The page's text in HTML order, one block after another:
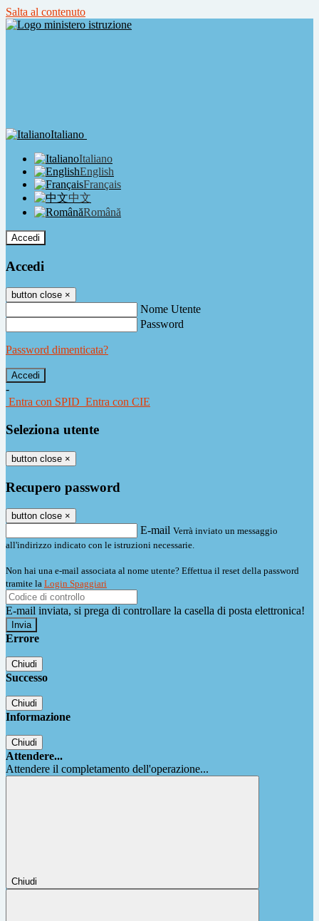
Salta al contenuto
Italiano
Italiano
English
Français
中文
Română
Accedi
Accedi
button close ×
Nome Utente
Password
Password dimenticata?
-
Entra con SPID Entra con CIE
Seleziona utente
button close ×
Recupero password
button close ×
E-mail Verrà inviato un messaggio
all'indirizzo indicato con le istruzioni necessarie.
Non hai una e-mail associata al nome utente? Effettua il reset della password
tramite la Login Spaggiari
E-mail inviata, si prega di controllare la casella di posta elettronica!
Errore
Chiudi
Successo
Chiudi
Informazione
Chiudi
Attendere...
Attendere il completamento dell'operazione...
Chiudi